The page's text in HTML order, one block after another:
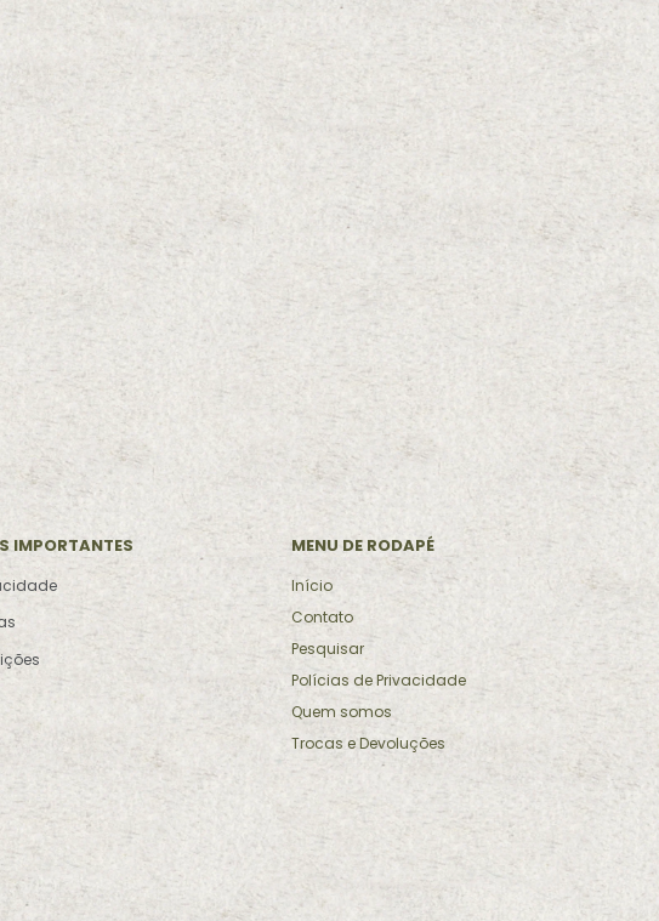
IMPORTANTES MENU DE RODAPÉ
Início
Contato
Pesquisar
Polícias de Privacidade
Quem somos
Trocas e Devoluções